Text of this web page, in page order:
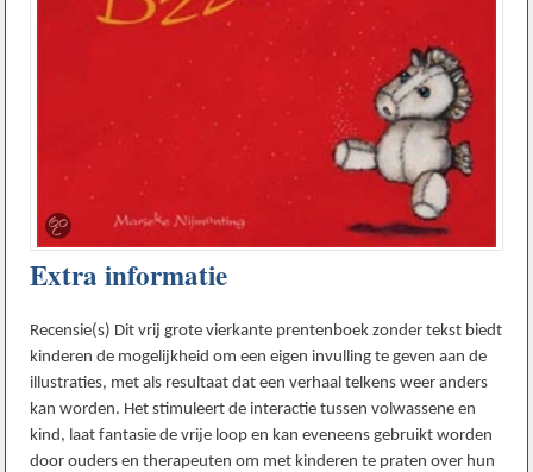
Extra informatie
Recensie(s) Dit vrij grote vierkante prentenboek zonder tekst biedt
kinderen de mogelijkheid om een eigen invulling te geven aan de
illustraties, met als resultaat dat een verhaal telkens weer anders
kan worden. Het stimuleert de interactie tussen volwassene en
kind, laat fantasie de vrije loop en kan eveneens gebruikt worden
door ouders en therapeuten om met kinderen te praten over hun